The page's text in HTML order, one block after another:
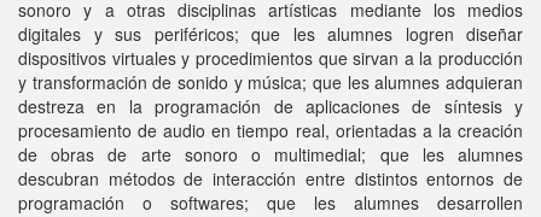
sonoro y a otras disciplinas artísticas mediante los medios
digitales y sus periféricos; que les alumnes logren diseñar
dispositivos virtuales y procedimientos que sirvan a la producción
y transformación de sonido y música; que les alumnes adquieran
destreza en la programación de aplicaciones de síntesis y
procesamiento de audio en tiempo real, orientadas a la creación
de obras de arte sonoro o multimedial; que les alumnes
descubran métodos de interacción entre distintos entornos de
programación o softwares; que les alumnes desarrollen